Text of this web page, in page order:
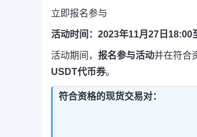
立即报名参与
活动时间：2023年11月27日18:00
活动期间， 报名参与活动并在符合
USDT代币券。
符合资格的现货交易对：